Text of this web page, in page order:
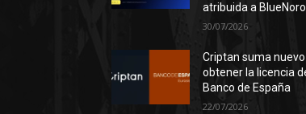
atribuida a
30/07/2026
Criptan suma nuevo
obtener la licencia
Banco de España
22/07/2026